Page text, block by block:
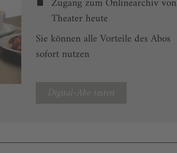
Theater heute
Sie können alle Vorteile des Abos
sofort nutzen
Digital-Abo testen